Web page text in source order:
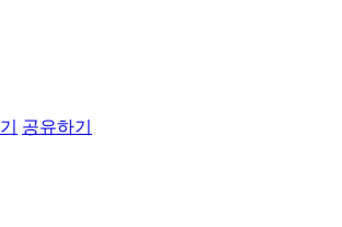
공유하기